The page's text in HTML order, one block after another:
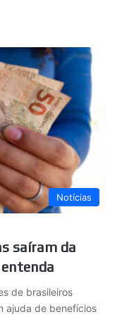
Notícias
saíram da
de brasileiros
ajuda de benefícios